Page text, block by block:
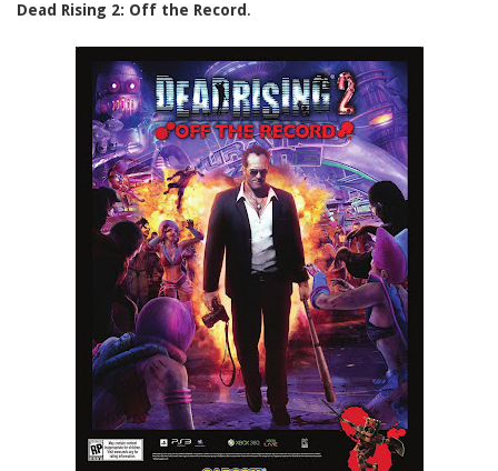
Dead Rising 2: Off the Record.